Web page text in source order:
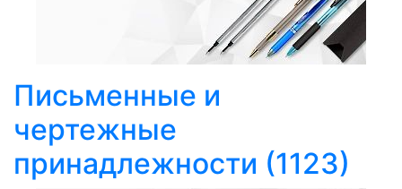
Письменные и
чертежные
принадлежности (1123)